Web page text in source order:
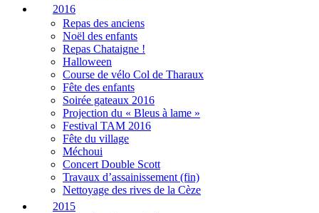
2016
Repas des anciens
Noël des enfants
Repas Chataigne !
Halloween
Course de vélo Col de Tharaux
Fête des enfants
Soirée gateaux 2016
Projection du « Bleus à lame »
Festival TAM 2016
Fête du village
Méchoui
Concert Double Scott
Travaux d’assainissement (fin)
Nettoyage des rives de la Cèze
2015